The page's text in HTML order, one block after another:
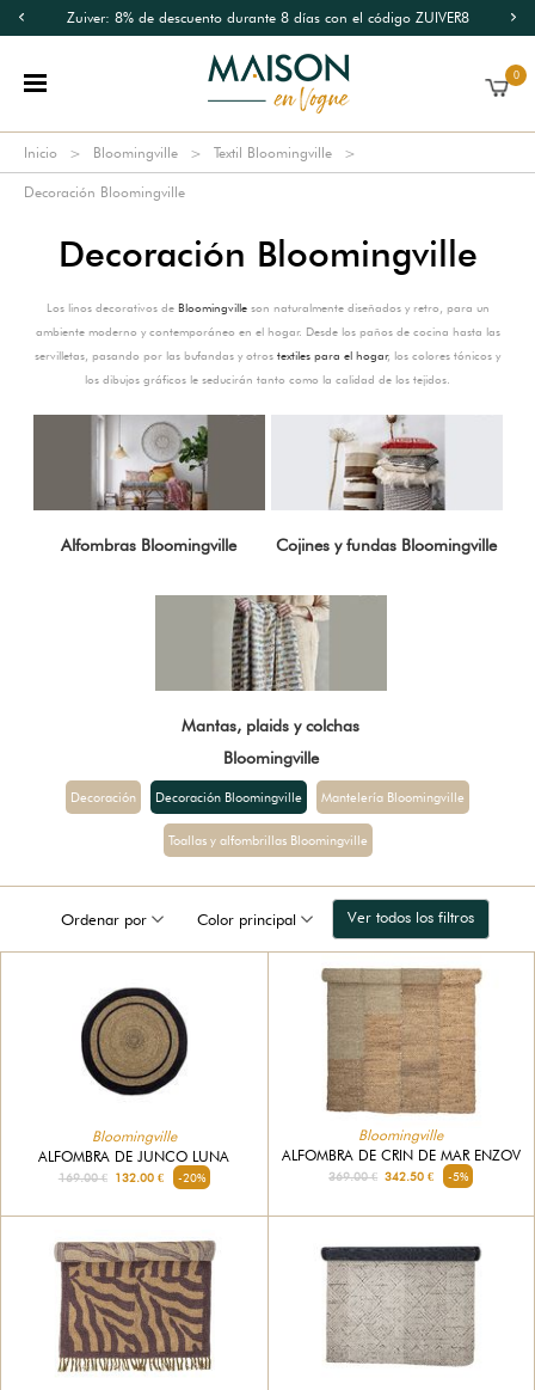
Zuiver: 8% de descuento durante 8 días con el código ZUIVER8
0
Inicio Bloomingville Textil Bloomingville
Decoración Bloomingville
Decoración Bloomingville
Los linos decorativos de Bloomingvilleson naturalmente diseñados y retro, para un
ambiente moderno y contemporáneo en el hogar. Desde los paños de cocina hasta las
servilletas, pasando por las bufandas y otros textiles para el hogar, los colores tónicos y
los dibujos gráficos le seducirán tanto como la calidad de los tejidos.
Alfombras Bloomingville Cojines y fundas Bloomingville
Mantas, plaids y colchas
Bloomingville
Decoración Decoración Bloomingville Mantelería Bloomingville
Toallas y alfombrillas Bloomingville
Ordenar por Color principal Ver todos los filtros
Bloomingville
ALFOMBRA DE JUNCO LUNA
169.00 €132.00 € -20%
Bloomingville
ALFOMBRA DE CRIN DE MAR ENZOV
369.00 € 342.50 € -5%